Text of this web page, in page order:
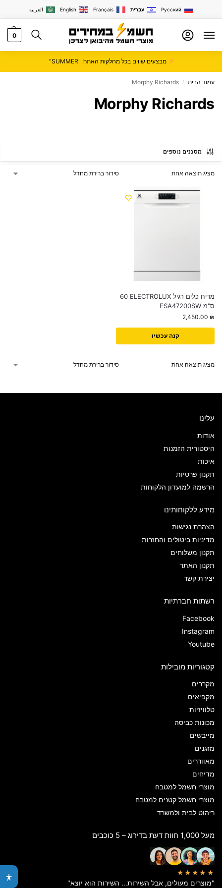
العربية English Français עִבְרִית Русский
0
מבצעים שווים בכל מחלקות האתר! "SUMMER"
עמוד הבית /
Morphy Richards
Morphy Richards
מסננים נוספים
מציג תוצאה אחת
מדיח כלים רגיל ⁦ELECTROLUX⁩ ‏60
ס"מ ⁦ESA47200SW⁩
2,450.00 ₪
קנה עכשיו
מציג תוצאה אחת
עלינו
אודות
היסטורית הזמנות
איכות
תקנון פרטיות
הרשמה למועדון הלקוחות
מידע ללקוחותינו
הצהרת נגישות
מדיניות ביטולים והחזרות
תקנון משלוחים
תקנון האתר
יצירת קשר
רשתות חברתיות
Facebook
Instagram
Youtube
קטגוריות מובילות
מקררים
מקפיאים
טלוויזיות
מכונות כביסה
מייבשים
מזגנים
מאווררים
מדיחים
מוצרי חשמל למטבח
מוצרי חשמל קטנים למטבח
ריהוט לבית ולמשרד
מעל 1,000 חוות דעת בדירוג – 5 כוכבים
★★★★★
"מוצרים מעולים, אבל השירות… השירות הוא יוצא"